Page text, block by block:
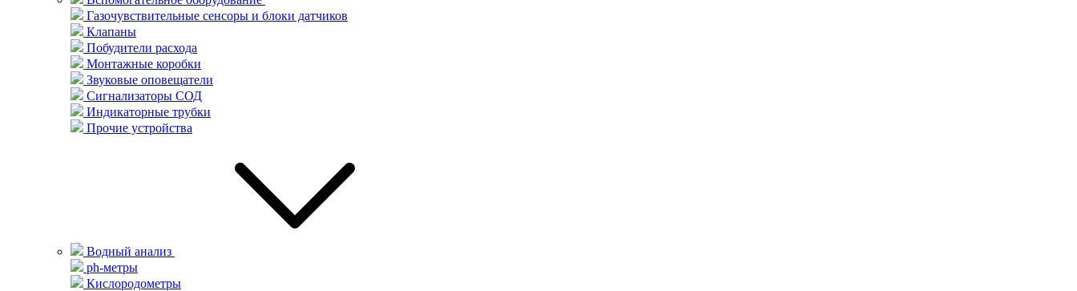
Газочувствительные сенсоры и блоки датчиков
Клапаны
Побудители расхода
Монтажные коробки
Звуковые оповещатели
Сигнализаторы СОД
Индикаторные трубки
Прочие устройства
Водный анализ
ph-метры
Кислородометры